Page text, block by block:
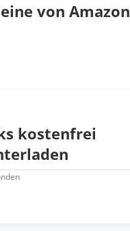
von Amazon
kostenfrei